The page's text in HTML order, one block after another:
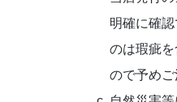
明確に確
のは瑕疵
ので予めご